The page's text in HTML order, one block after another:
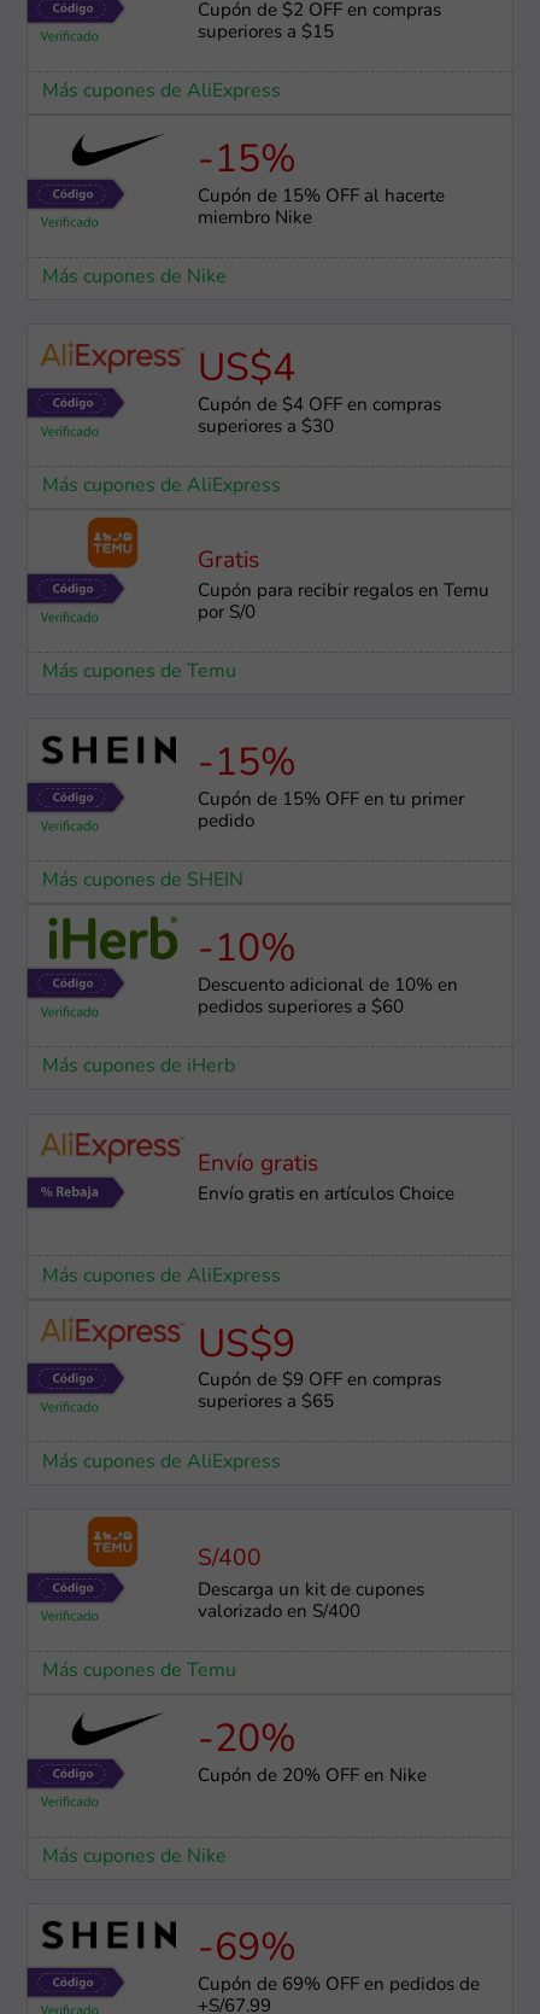
Cupón de $2 OFF en compras
superiores a $15
Más cupones de AliExpress
-15%
Cupón de 15% OFF al hacerte
miembro Nike
Más cupones de Nike
US$4
Cupón de $4 OFF en compras
superiores a $30
Más cupones de AliExpress
Gratis
Cupón para recibir regalos en Temu
por S/0
Más cupones de Temu
-15%
Cupón de 15% OFF en tu primer
pedido
Más cupones de SHEIN
-10%
Descuento adicional de 10% en
pedidos superiores a $60
Más cupones de iHerb
Envío gratis
Envío gratis en artículos Choice
Más cupones de AliExpress
US$9
Cupón de $9 OFF en compras
superiores a $65
Más cupones de AliExpress
S/400
Descarga un kit de cupones
valorizado en S/400
Más cupones de Temu
-20%
Cupón de 20% OFF en Nike
Más cupones de Nike
-69%
Cupón de 69% OFF en pedidos de
+S/67.99